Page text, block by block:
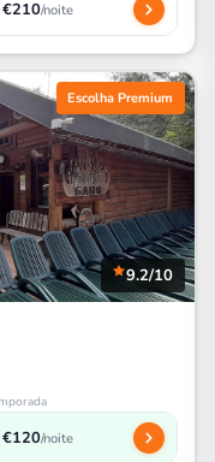
/noite
Escolha Premium
9.2/10
/noite